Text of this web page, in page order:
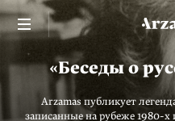
«Беседы о
Arzamas публикует
записанные на рубеже 1980-